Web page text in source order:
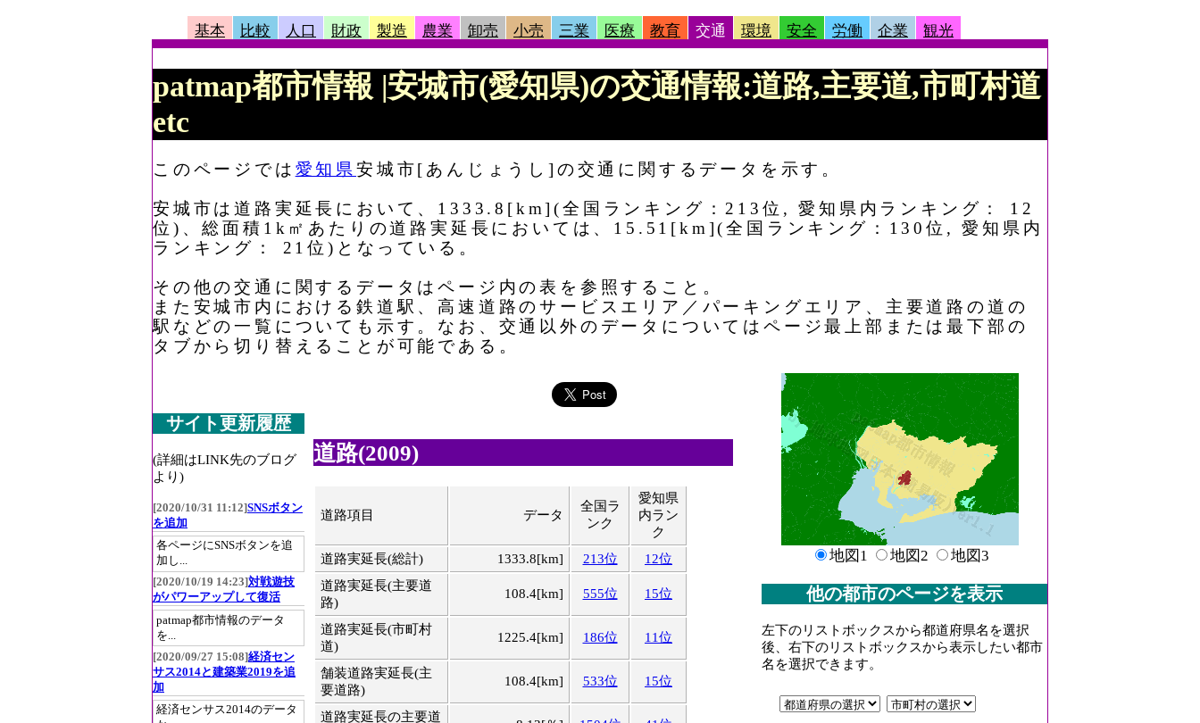
基本 比較 人口 財政 製造 農業 卸売 小売 三業 医療 教育 交通 環境 安全 労働 企業 観光
patmap都市情報 |安城市(愛知県)の交通情報:道路,主要道,市町村道
etc
このページでは 愛知県安城市[あんじょうし]の交通に関するデータを示す。
安城市は道路実延長において、1333.8[km](全国ランキング：213位, 愛知県内ランキング： 12
位)、総面積1k㎡あたりの道路実延長においては、15.51[km](全国ランキング：130位, 愛知県内
ランキング： 21位)となっている。
その他の交通に関するデータはページ内の表を参照すること。
また安城市内における鉄道駅、高速道路のサービスエリア／パーキングエリア、主要道路の道の
駅などの一覧についても示す。なお、交通以外のデータについてはページ最上部または最下部の
タブから切り替えることが可能である。
道路(2009)
道路項目 データ
全国ラ
ンク
愛知県
内ラン
ク
道路実延長(総計)
1333.8[km] 213位
12位
道路実延長(主要道
路)
108.4[km] 555位 15位
道路実延長(市町村
道)
1225.4[km] 186位 11位
舗装道路実延長(主
要道路)
108.4[km] 533位 15位
道路実延長の主要道
サイト更新履歴
(詳細はLINK先のブログ
より)
[2020/10/31 11:12]SNSボタン
を追加
各ページにSNSボタンを追
加し...
[2020/10/19 14:23]対戦遊技
がパワーアップして復活
patmap都市情報のデータ
を...
[2020/09/27 15:08]経済セン
サス2014と建築業2019を追
加
経済センサス2014のデータ
地図1 地図2 地図3
他の都市のページを表示
左下のリストボックスから都道府県名を選択
後、右下のリストボックスから表示したい都市
名を選択できます。